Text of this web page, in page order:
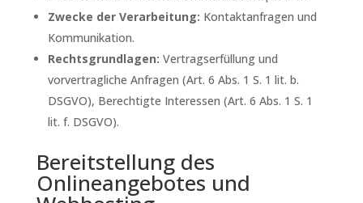
Zwecke der Verarbeitung: Kontaktanfragen und
Kommunikation.
Rechtsgrundlagen: Vertragserfüllung und
vorvertragliche Anfragen (Art. 6 Abs. 1 S. 1 lit. b.
DSGVO), Berechtigte Interessen (Art. 6 Abs. 1 S. 1
lit. f. DSGVO).
Bereitstellung des
Onlineangebotes und